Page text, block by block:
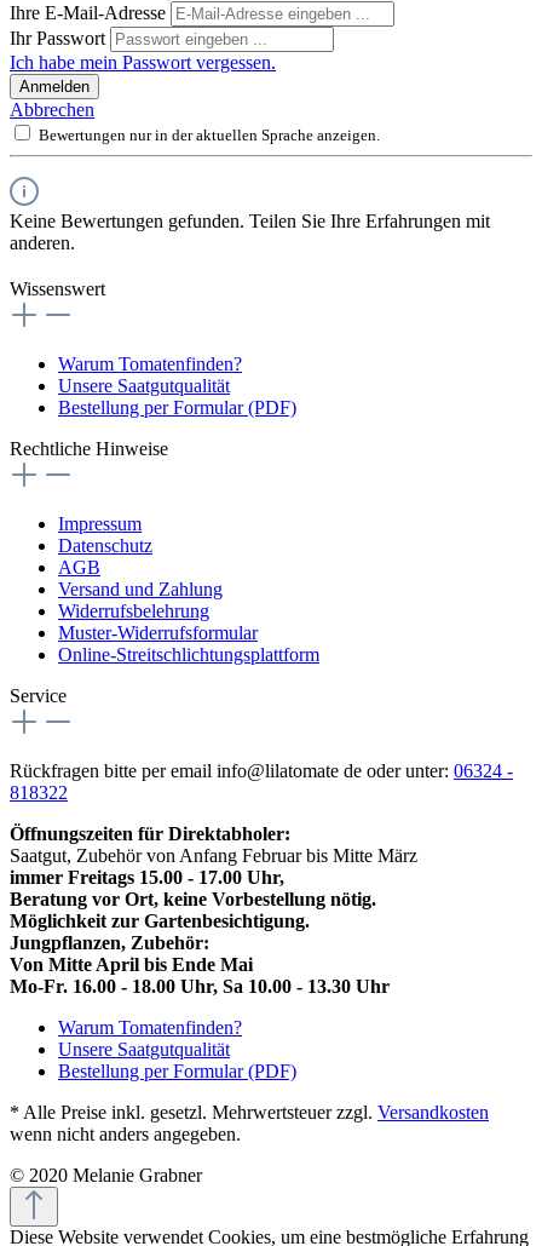
Ihre E-Mail-Adresse
Ihr Passwort
Ich habe mein Passwort vergessen.
Anmelden
Abbrechen
Bewertungen nur in der aktuellen Sprache anzeigen.
Keine Bewertungen gefunden. Teilen Sie Ihre Erfahrungen mit
anderen.
Wissenswert
Warum Tomatenfinden?
Unsere Saatgutqualität
Bestellung per Formular (PDF)
Rechtliche Hinweise
Impressum
Datenschutz
AGB
Versand und Zahlung
Widerrufsbelehrung
Muster-Widerrufsformular
Online-Streitschlichtungsplattform
Service
Rückfragen bitte per email info@lilatomate de oder unter: 06324 -
818322
Öffnungszeiten für Direktabholer:
Saatgut, Zubehör von Anfang Februar bis Mitte März
immer Freitags 15.00 - 17.00 Uhr,
Beratung vor Ort, keine Vorbestellung nötig.
Möglichkeit zur Gartenbesichtigung.
Jungpflanzen, Zubehör:
Von Mitte April bis Ende Mai
Mo-Fr. 16.00 - 18.00 Uhr, Sa 10.00 - 13.30 Uhr
Warum Tomatenfinden?
Unsere Saatgutqualität
Bestellung per Formular (PDF)
* Alle Preise inkl. gesetzl. Mehrwertsteuer zzgl. Versandkosten
wenn nicht anders angegeben.
© 2020 Melanie Grabner
Diese Website verwendet Cookies, um eine bestmögliche Erfahrung